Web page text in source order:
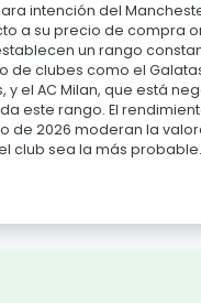
intención del
a su precio de compra
un rango
de clubes como el
el AC Milan, que está
este rango. El
de 2026 moderan la
club sea la más probable.